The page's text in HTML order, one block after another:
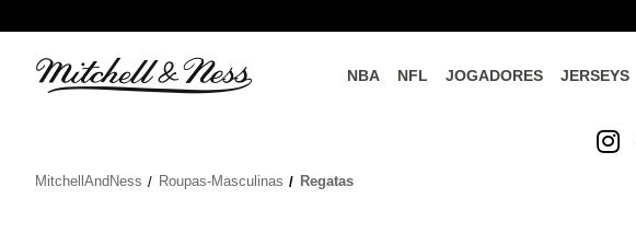
NBA NFL JOGADORES JERSEYS
MitchellAndNess Roupas-Masculinas Regatas